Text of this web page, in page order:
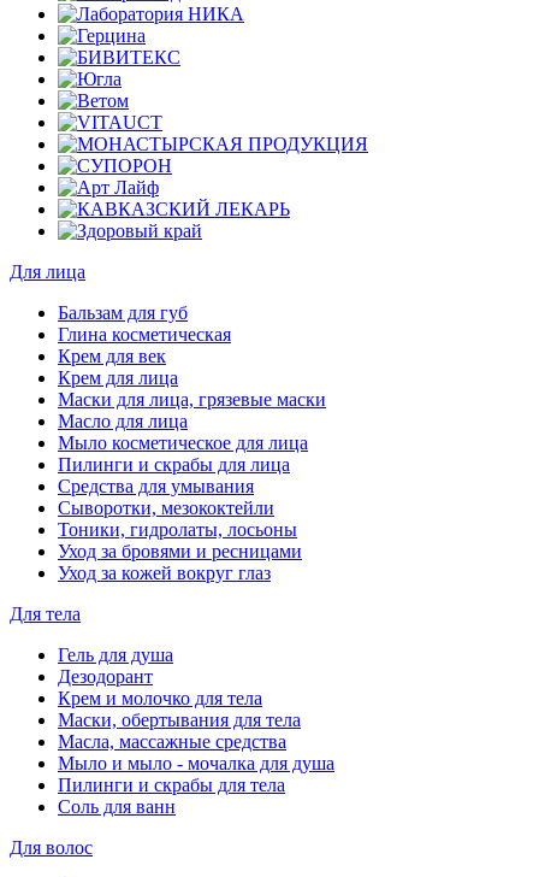
Для лица
Бальзам для губ
Глина косметическая
Крем для век
Крем для лица
Маски для лица, грязевые маски
Масло для лица
Мыло косметическое для лица
Пилинги и скрабы для лица
Средства для умывания
Сыворотки, мезококтейли
Тоники, гидролаты, лосьоны
Уход за бровями и ресницами
Уход за кожей вокруг глаз
Для тела
Гель для душа
Дезодорант
Крем и молочко для тела
Маски, обертывания для тела
Масла, массажные средства
Мыло и мыло - мочалка для душа
Пилинги и скрабы для тела
Соль для ванн
Для волос